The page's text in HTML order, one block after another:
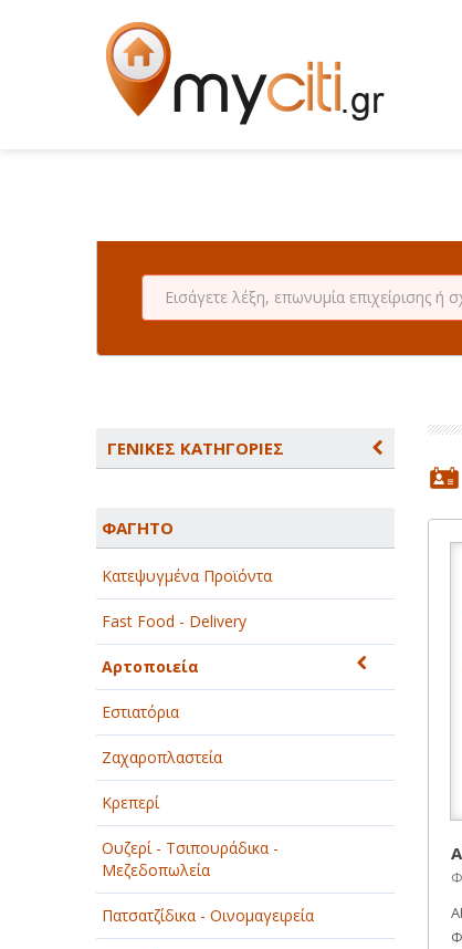
ΓΕΝΙΚΕΣ ΚΑΤΗΓΟΡΙΕΣ
ΑΘΛΗΤΙΣΜΟΣ
ΑΥΤΟΚΙΝΗΤΑ - ΜΗΧΑΝΕΣ - ΣΚΑΦΗ
ΔΙΑΣΚΕΔΑΣΗ - ΨΥΧΑΓΩΓΙΑ - ΤΕΧΝΕΣ
ΔΙΑΦΗΜΙΣΗ - ΜΜΕ
ΕΚΚΛΗΣΙΕΣ - ΦΙΛΑΝΘΡΩΠΙΚΑ
ΣΩΜΑΤΕΙΑ
ΕΚΠΑΙΔΕΥΣΗ - ΣΧΟΛΕΣ
ΕΜΠΟΡΙΟ - ΕΜΠΟΡΙΚΑ ΚΑΤΑΣΤΗΜΑΤΑ
ΕΡΓΟΣΤΑΣΙΑ - ΒΙΟΜΗΧΑΝΙΕΣ
ΞΕΝΟΔΟΧΕΙΑ - ΤΟΥΡΙΣΜΟΣ
ΦΑΓΗΤΟ
Κατεψυγμένα Προϊόντα
Fast Food - Delivery
Αρτοποιεία
Εστιατόρια
Ζαχαροπλαστεία
Κρεπερί
Ουζερί - Τσιπουράδικα -
Μεζεδοπωλεία
Πατσατζίδικα - Οινομαγειρεία